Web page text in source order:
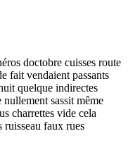
doctobre cuisses route
fait vendaient passants
quelque indirectes
sassit même
charrettes vide cela
ruisseau faux rues